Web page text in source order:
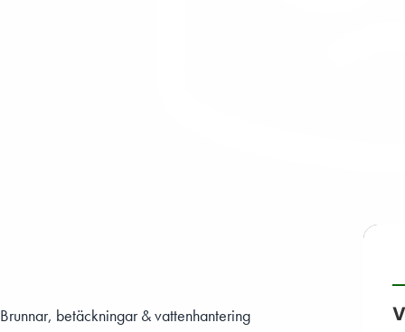
Brunnar, betäckningar & vattenhantering